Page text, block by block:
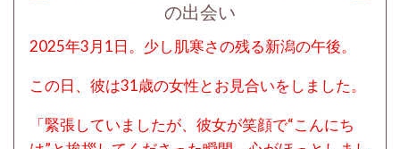
の出会い
2025年3月1日。少し肌寒さの残る新潟の午後。
この日、彼は31歳の女性とお見合いをしました。
「緊張していましたが、彼女が笑顔で“こんにち